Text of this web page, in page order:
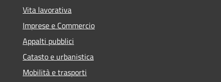
Vita lavorativa
Imprese e Commercio
Appalti pubblici
Catasto e urbanistica
Mobilità e trasporti